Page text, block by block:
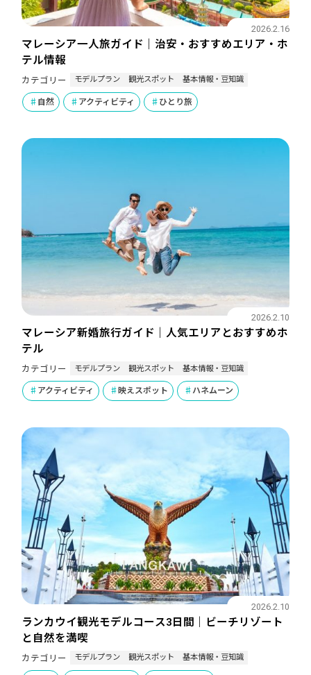
マレーシア一人旅ガイド｜治安・おすすめエリア・ホ
テル情報
2026.2.16
カテゴリー モデルプラン 観光スポット 基本情報・豆知識
自然 アクティビティ ひとり旅
マレーシア新婚旅行ガイド｜人気エリアとおすすめホ
テル
2026.2.10
カテゴリー モデルプラン 観光スポット 基本情報・豆知識
アクティビティ 映えスポット ハネムーン
ランカウイ観光モデルコース3日間｜ビーチリゾート
と自然を満喫
2026.2.10
カテゴリー モデルプラン 観光スポット 基本情報・豆知識